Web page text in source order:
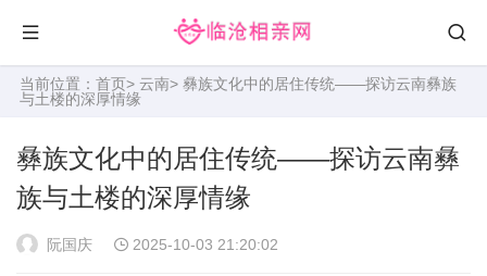
当前位置： 首页> 云南> 彝族文化中的居住传统——探访云南彝族
与土楼的深厚情缘
彝族文化中的居住传统——探访云南彝
族与土楼的深厚情缘
阮国庆 2025-10-03 21:20:02